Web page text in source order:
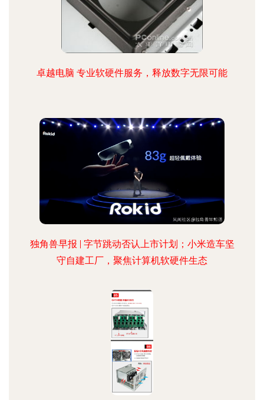
卓越电脑 专业软硬件服务，释放数字无限可能
独角兽早报 | 字节跳动否认上市计划；小米造车坚
守自建工厂，聚焦计算机软硬件生态